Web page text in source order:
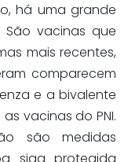
há uma grande
vacinas que
mais recentes,
comparecem
e a bivalente
vacinas do PNI.
são medidas